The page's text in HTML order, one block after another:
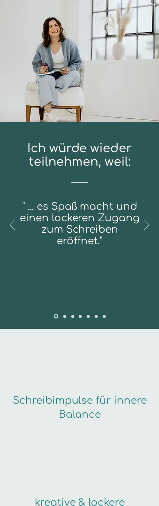
Ich würde wieder
teilnehmen, weil:
" ... es Spaß macht und
einen lockeren Zugang
zum Schreiben
eröffnet."
Schreibimpulse für innere
Balance
kreative & lockere